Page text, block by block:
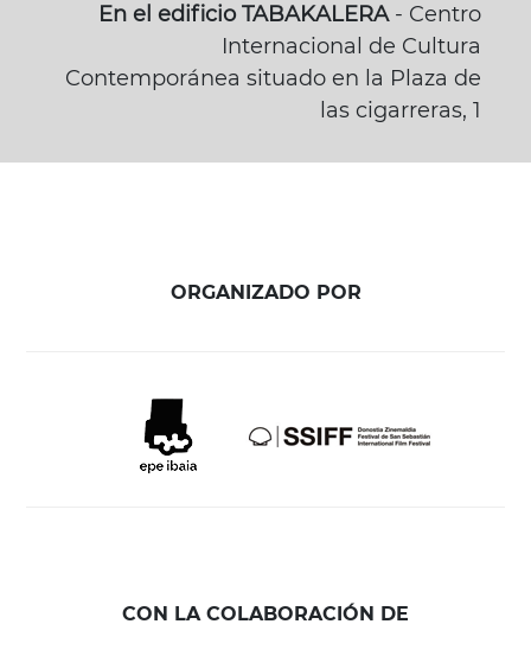
En el edificio TABAKALERA- Centro
Internacional de Cultura
Contemporánea situado en la Plaza de
las cigarreras, 1
ORGANIZADO POR
CON LA COLABORACIÓN DE